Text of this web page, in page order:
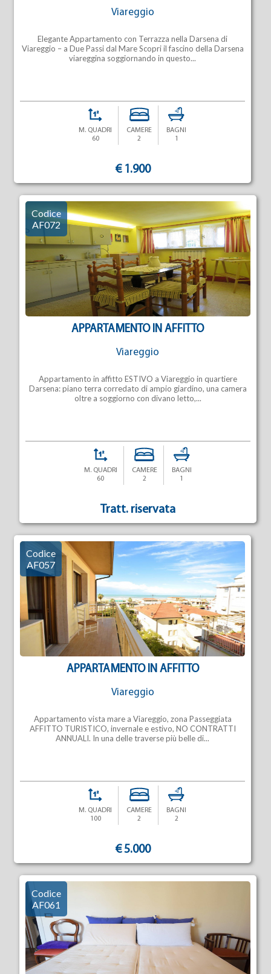
Viareggio
Elegante Appartamento con Terrazza nella Darsena di
Viareggio – a Due Passi dal Mare Scopri il fascino della Darsena
viareggina soggiornando in questo...
M. QUADRI
60
CAMERE
2
BAGNI
1
€ 1.900
APPARTAMENTO IN AFFITTO
Viareggio
Codice
AF072
Appartamento in affitto ESTIVO a Viareggio in quartiere
Darsena: piano terra corredato di ampio giardino, una camera
oltre a soggiorno con divano letto,...
M. QUADRI
60
CAMERE
2
BAGNI
1
Tratt. riservata
APPARTAMENTO IN AFFITTO
Viareggio
Codice
AF057
Appartamento vista mare a Viareggio, zona Passeggiata
AFFITTO TURISTICO, invernale e estivo, NO CONTRATTI
ANNUALI. In una delle traverse più belle di...
M. QUADRI
100
CAMERE
2
BAGNI
2
€ 5.000
Codice
AF061